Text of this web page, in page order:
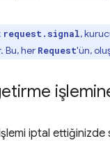
request.signal,
Bu, her Request'ün,
iptal ettiğinizde